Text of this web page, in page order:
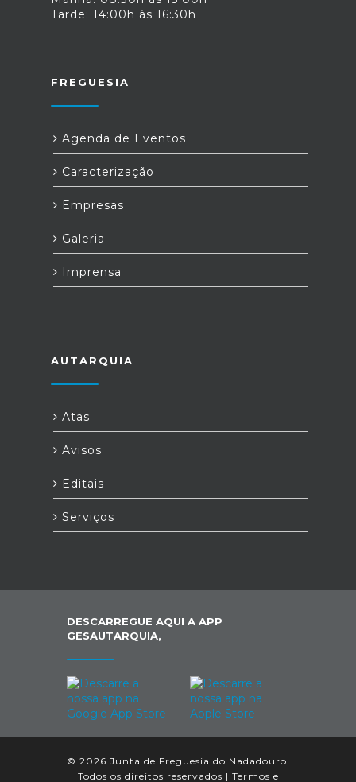
Tarde: 14:00h às 16:30h
FREGUESIA
Agenda de Eventos
Caracterização
Empresas
Galeria
Imprensa
AUTARQUIA
Atas
Avisos
Editais
Serviços
DESCARREGUE AQUI A APP
GESAUTARQUIA,
© 2026 Junta de Freguesia do Nadadouro.
Todos os direitos reservados | Termos e